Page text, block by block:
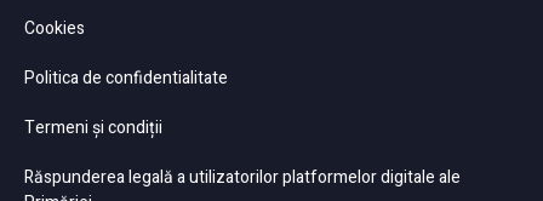
Cookies
Politica de confidentialitate
Termeni și condiții
Răspunderea legală a utilizatorilor platformelor digitale ale